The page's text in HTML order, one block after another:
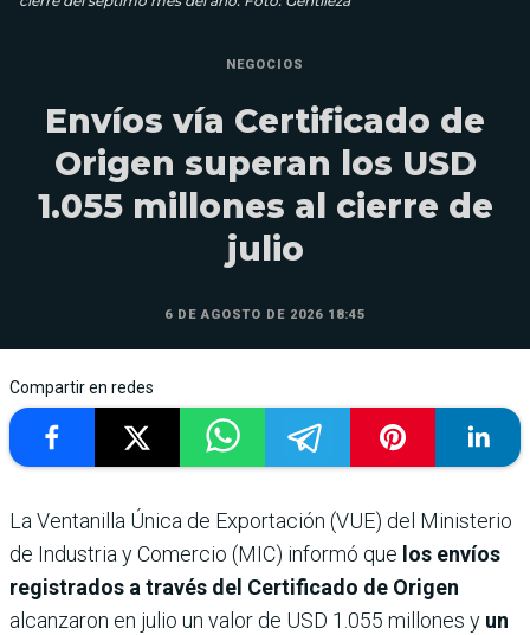
NEGOCIOS
Envíos vía Certificado de
Origen superan los USD
1.055 millones al cierre de
julio
6 DE AGOSTO DE 2026 18:45
Compartir en redes
La Ventanilla Única de Exportación (VUE) del Ministerio
de Industria y Comercio (MIC) informó que los envíos
registrados a través del Certificado de Origen
alcanzaron en julio un valor de USD 1.055 millones y un